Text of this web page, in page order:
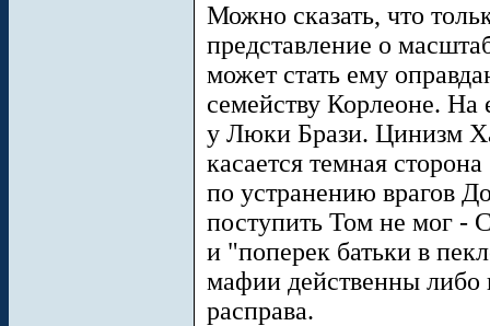
Можно сказать, что
представление о
может стать ему
семейству Корлеоне.
у Люки Брази. Цинизм
касается темная
по устранению врагов
поступить Том не мог -
и "поперек батьки в
мафии действенны либо
расправа.